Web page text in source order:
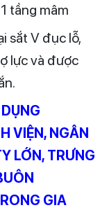
tầng mâm
sắt V đục lỗ,
lực và được
VIỆN, NGÂN
LỚN, TRƯNG
GIA